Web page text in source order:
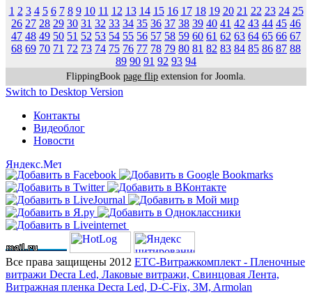
1 2 3 4 5 6 7 8 9 10 11 12 13 14 15 16 17 18 19 20 21 22 23 24 25
26 27 28 29 30 31 32 33 34 35 36 37 38 39 40 41 42 43 44 45 46
47 48 49 50 51 52 53 54 55 56 57 58 59 60 61 62 63 64 65 66 67
68 69 70 71 72 73 74 75 76 77 78 79 80 81 82 83 84 85 86 87 88
89 90 91 92 93 94
FlippingBook page flip extension for Joomla.
Switch to Desktop Version
Контакты
Видеоблог
Новости
Все права защищены 2012 ЕТС-Витражкомплект - Пленочные
витражи Decra Led, Лаковые витражи, Свинцовая Лента,
Витражная пленка Decra Led, D-C-Fix, 3M, Armolan